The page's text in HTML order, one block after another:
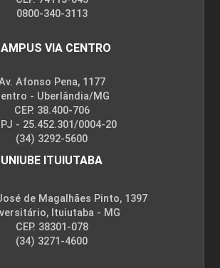
Matéria Prima
10h
de Novos Produtos
0800-340-3113
VIA CENTRO
Afonso Pena, 1177
- Uberlândia/MG
CEP. 38.400-706
- 25.452.301/0004-20
(34) 3292-5600
UNIUBE ITUIUTABA
de Magalhães Pinto, 1397
Ituiutaba - MG
CEP. 38301-078
(34) 3271-4600